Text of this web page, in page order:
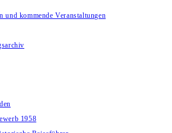
und kommende Veranstaltungen
1958